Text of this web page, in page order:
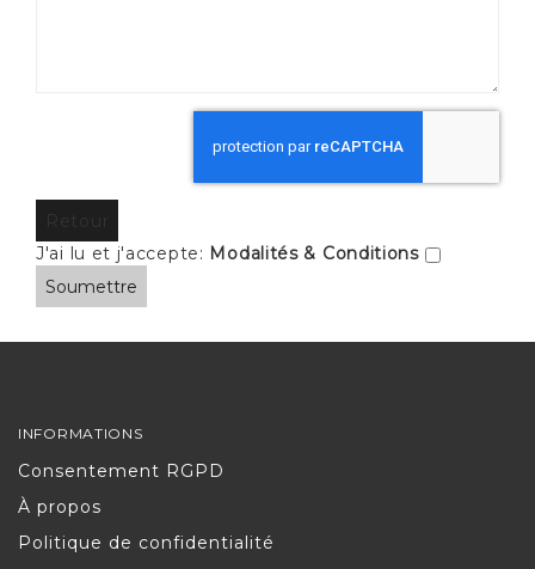
J'ai lu et j'accepte: Modalités & Conditions
INFORMATIONS
Consentement RGPD
À propos
Politique de confidentialité